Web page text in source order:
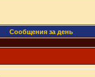
Сообщения за день